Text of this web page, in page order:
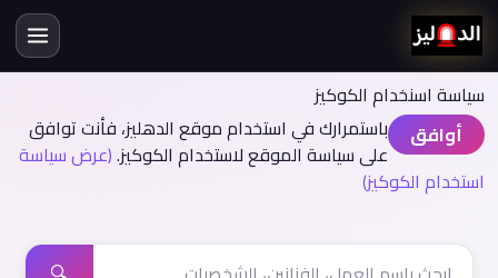
سياسة اسنخدام الكوكيز
أوافق
باستمرارك في استخدام موقع الدهليز، فأنت توافق
على سياسة الموقع لاستخدام الكوكيز.(عرض سياسة
استخدام الكوكيز)